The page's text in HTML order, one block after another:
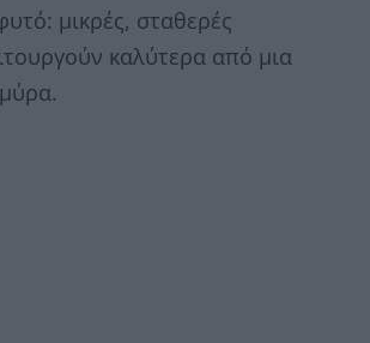
μικρές, σταθερές
καλύτερα από μια